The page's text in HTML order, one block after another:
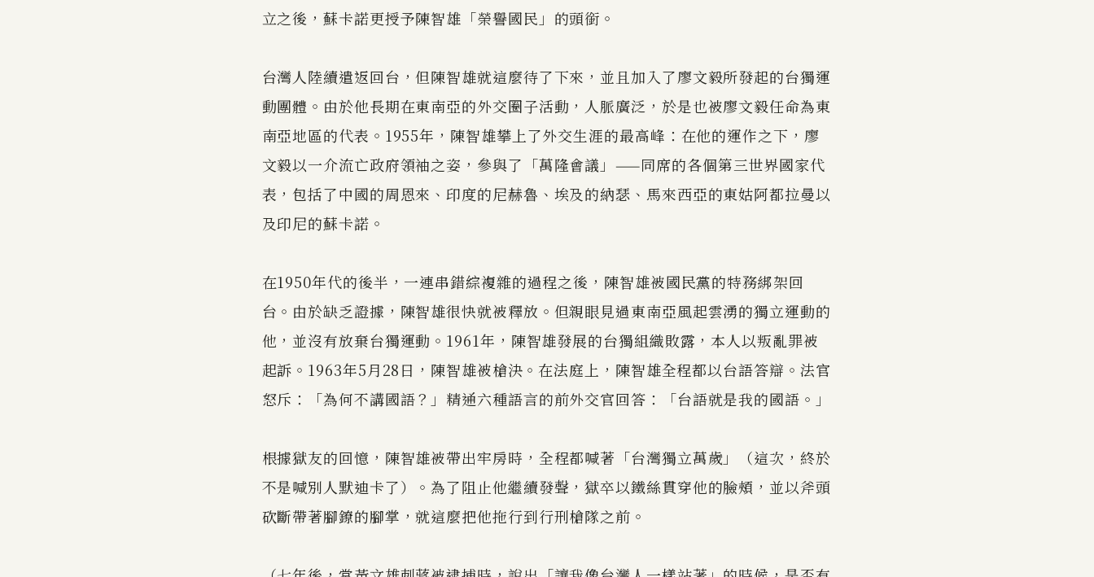
立之後，蘇卡諾更授予陳智雄「榮譽國民」的頭銜。
台灣人陸續遣返回台，但陳智雄就這麼待了下來，並且加入了廖文毅所發起的台獨運
動團體。由於他長期在東南亞的外交圈子活動，人脈廣泛，於是也被廖文毅任命為東
南亞地區的代表。1955年，陳智雄攀上了外交生涯的最高峰：在他的運作之下，廖
文毅以一介流亡政府領袖之姿，參與了「萬隆會議」——同席的各個第三世界國家代
表，包括了中國的周恩來、印度的尼赫魯、埃及的納瑟、馬來西亞的東姑阿都拉曼以
及印尼的蘇卡諾。
在1950年代的後半，一連串錯綜複雜的過程之後，陳智雄被國民黨的特務綁架回
台。由於缺乏證據，陳智雄很快就被釋放。但親眼見過東南亞風起雲湧的獨立運動的
他，並沒有放棄台獨運動。1961年，陳智雄發展的台獨組織敗露，本人以叛亂罪被
起訴。1963年5月28日，陳智雄被槍決。在法庭上，陳智雄全程都以台語答辯。法官
怒斥：「為何不講國語？」精通六種語言的前外交官回答：「台語就是我的國語。」
根據獄友的回憶，陳智雄被帶出牢房時，全程都喊著「台灣獨立萬歲」（這次，終於
不是喊別人默迪卡了）。為了阻止他繼續發聲，獄卒以鐵絲貫穿他的臉頰，並以斧頭
砍斷帶著腳鐐的腳掌，就這麼把他拖行到行刑槍隊之前。